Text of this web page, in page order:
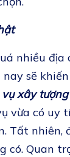
nhiều địa
sẽ
xây
vừa có uy
Tất nhiên,
có. Quan